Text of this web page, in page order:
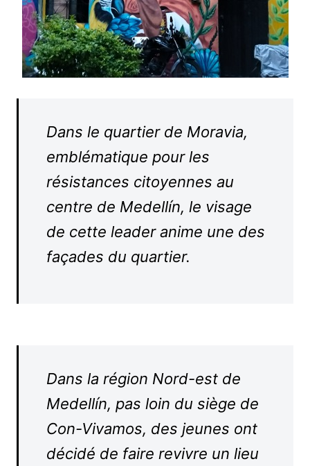
Dans le quartier de Moravia,
emblématique pour les
résistances citoyennes au
centre de Medellín, le visage
de cette leader anime une des
façades du quartier.
Dans la région Nord-est de
Medellín, pas loin du siège de
Con-Vivamos, des jeunes ont
décidé de faire revivre un lieu